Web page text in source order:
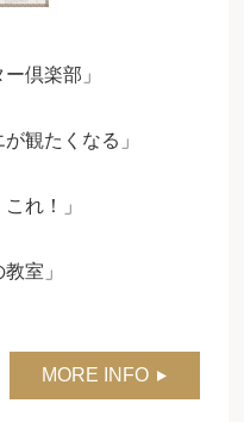
倶楽部」
観たくなる」
れ！」
室」
MORE INFO